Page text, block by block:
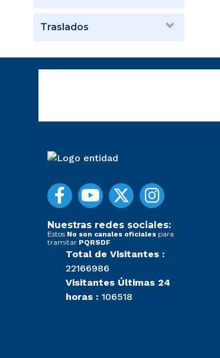
Traslados
Nuestras redes sociales:
Estos No son canales oficiales para
tramitar PQRSDF
Total de Visitantes :
22166986
Visitantes Últimas 24
horas : 106518